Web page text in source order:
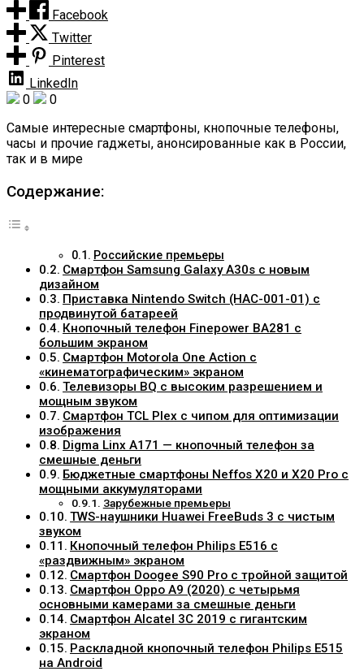
Facebook
Twitter
Pinterest
LinkedIn
0
0
Самые интересные смартфоны, кнопочные телефоны,
часы и прочие гаджеты, анонсированные как в России,
так и в мире
Содержание:
Российские премьеры
Смартфон Samsung Galaxy A30s с новым
дизайном
Приставка Nintendo Switch (HAC-001-01) с
продвинутой батареей
Кнопочный телефон Finepower BA281 с
большим экраном
Смартфон Motorola One Action с
«кинематографическим» экраном
Телевизоры BQ с высоким разрешением и
мощным звуком
Смартфон TCL Plex с чипом для оптимизации
изображения
Digma Linx A171 — кнопочный телефон за
смешные деньги
Бюджетные смартфоны Neffos X20 и X20 Pro с
мощными аккумуляторами
Зарубежные премьеры
TWS-наушники Huawei FreeBuds 3 с чистым
звуком
Кнопочный телефон Philips E516 с
«раздвижным» экраном
Смартфон Doogee S90 Pro с тройной защитой
Смартфон Oppo A9 (2020) с четырьмя
основными камерами за смешные деньги
Смартфон Alcatel 3С 2019 с гигантским
экраном
Раскладной кнопочный телефон Philips E515
на Android